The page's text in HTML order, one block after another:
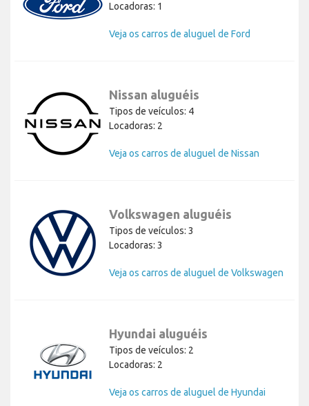
Locadoras: 1
Veja os carros de aluguel de Ford
Nissan aluguéis
Tipos de veículos: 4
Locadoras: 2
Veja os carros de aluguel de Nissan
Volkswagen aluguéis
Tipos de veículos: 3
Locadoras: 3
Veja os carros de aluguel de Volkswagen
Hyundai aluguéis
Tipos de veículos: 2
Locadoras: 2
Veja os carros de aluguel de Hyundai